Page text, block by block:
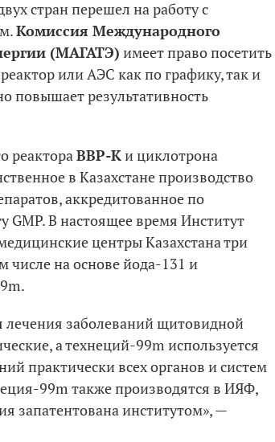
стран перешел на работу с
Комиссия Международного
(МАГАТЭ) имеет право посетить
или АЭС как по графику, так и
повышает результативность
реактораВВР-Ки циклотрона
в Казахстане производство
аккредитованное по
GMP. В настоящее время Институт
центры Казахстана три
числе на основе йода-131 и
лечения заболеваний щитовидной
а технеций-99m используется
практически всех органов и систем
99m также производятся в ИЯФ,
запатентована институтом», —